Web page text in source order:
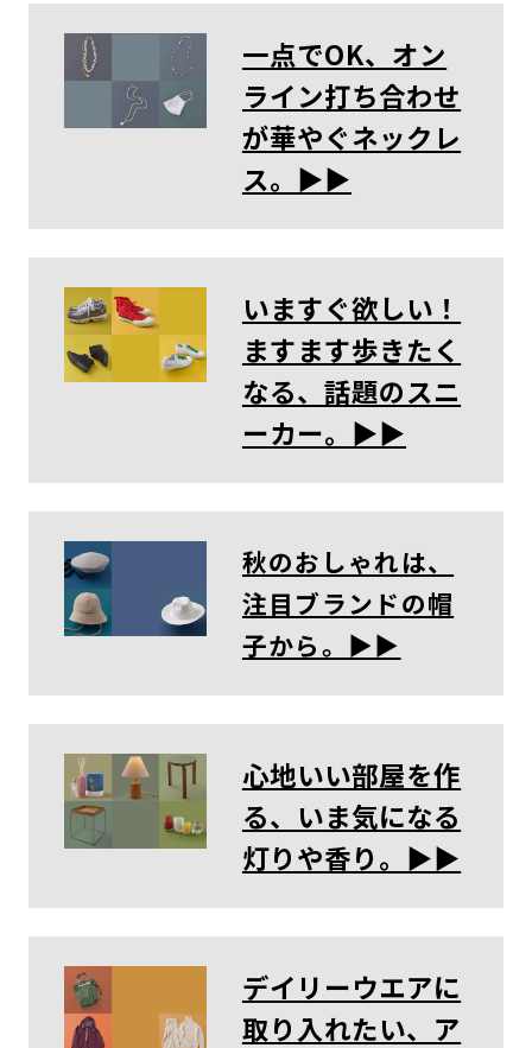
一点でOK、オン
ライン打ち合わせ
が華やぐネックレ
ス。▶︎▶︎
いますぐ欲しい！
ますます歩きたく
なる、話題のスニ
ーカー。▶︎▶︎
秋のおしゃれは、
注目ブランドの帽
子から。▶︎▶︎
心地いい部屋を作
る、いま気になる
灯りや香り。▶︎▶︎
デイリーウエアに
取り入れたい、ア